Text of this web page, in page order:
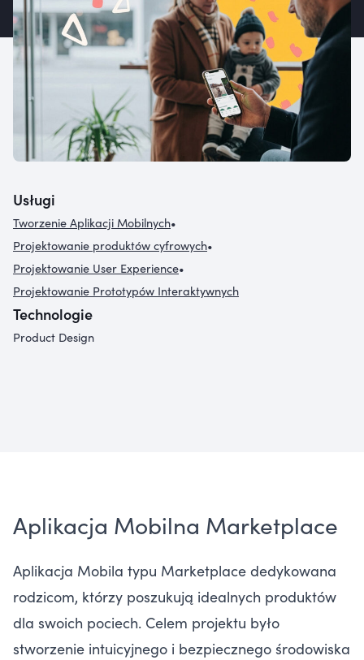
Usługi
Tworzenie Aplikacji Mobilnych•
Projektowanie produktów cyfrowych•
Projektowanie User Experience•
Projektowanie Prototypów Interaktywnych
Technologie
Product Design
Aplikacja Mobilna Marketplace
Aplikacja Mobila typu Marketplace dedykowana
rodzicom, którzy poszukują idealnych produktów
dla swoich pociech. Celem projektu było
stworzenie intuicyjnego i bezpiecznego środowiska